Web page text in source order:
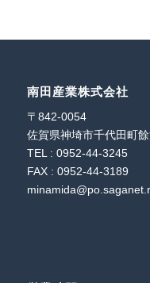
南田産業株式会社
〒842-0054
佐賀県神埼市千代田町
TEL : 0952-44-3245
FAX : 0952-44-3189